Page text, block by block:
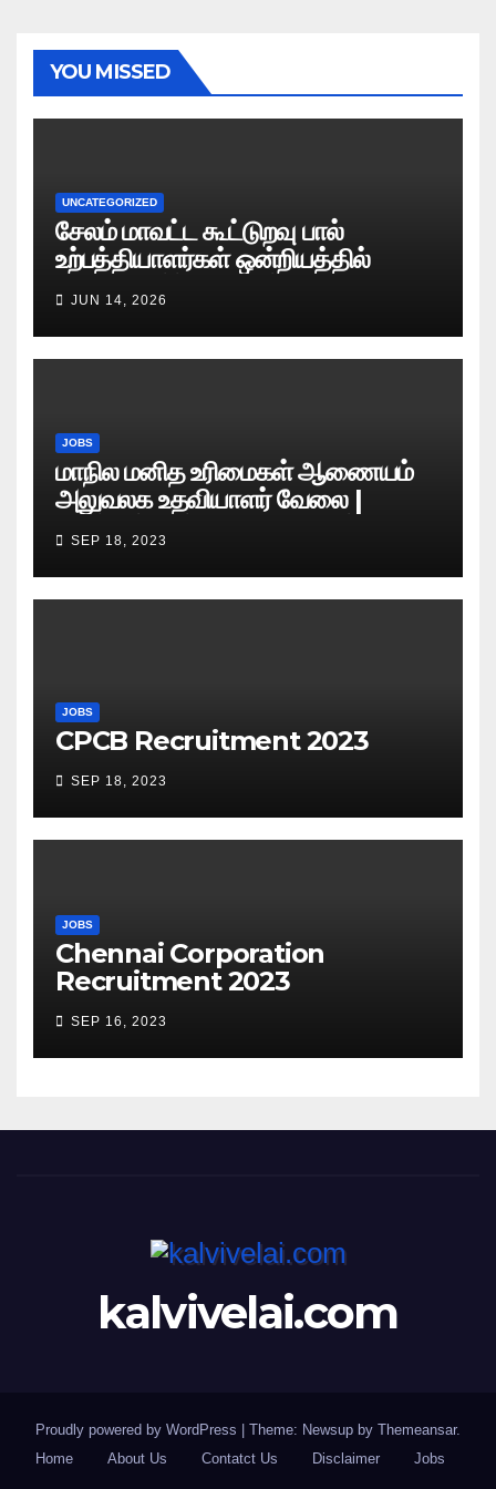
YOU MISSED
UNCATEGORIZED
சேலம் மாவட்ட கூட்டுறவு பால்
உற்பத்தியாளர்கள் ஒன்றியத்தில்
வேலைவாய்ப்பு அறிவிப்பு 2026
JUN 14, 2026
JOBS
மாநில மனித உரிமைகள் ஆணையம்
அலுவலக உதவியாளர் வேலை |
எழுத்துத் தேர்வு தேதி அறிவிப்பு..?
SEP 18, 2023
JOBS
CPCB Recruitment 2023
SEP 18, 2023
JOBS
Chennai Corporation
Recruitment 2023
SEP 16, 2023
kalvivelai.com
Proudly powered by WordPress Theme: Newsup by Themeansar.
Home
About Us Contatct Us Disclaimer Jobs